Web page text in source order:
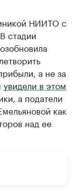
НИИТО с
стадии
а не за
увидели в этом
а податели
как
над ее